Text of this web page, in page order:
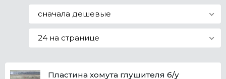
сначала дешевые
24 на странице
Пластина хомута глушителя б/у